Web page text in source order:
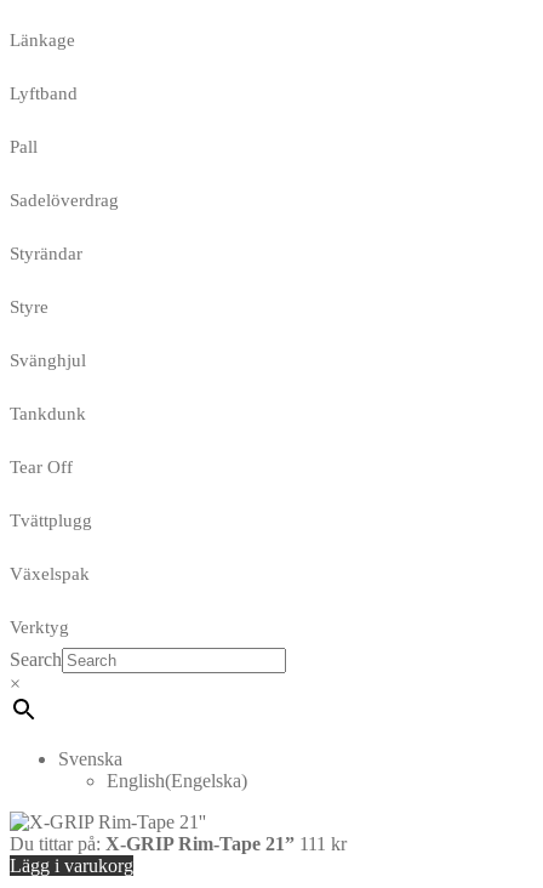
Länkage
Lyftband
Pall
Sadelöverdrag
Styrändar
Styre
Svänghjul
Tankdunk
Tear Off
Tvättplugg
Växelspak
Verktyg
Search
×
Svenska
English(Engelska)
Du tittar på: X-GRIP Rim-Tape 21” 111 kr
Lägg i varukorg